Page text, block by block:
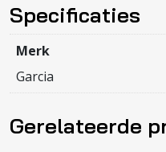
Specificaties
Merk
Garcia
Gerelateerde